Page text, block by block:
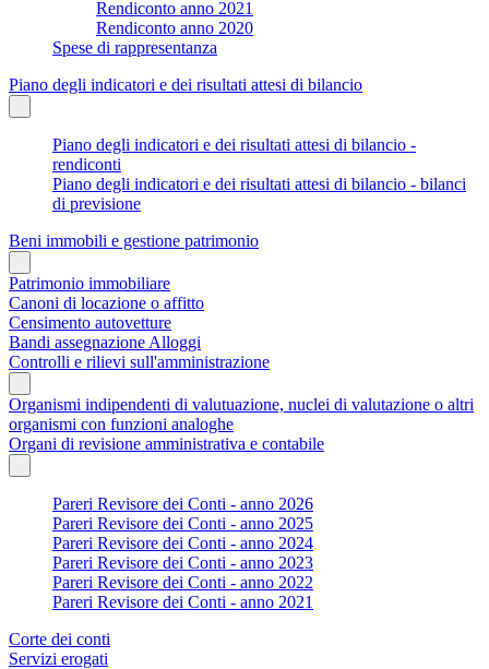
Rendiconto anno 2021
Rendiconto anno 2020
Spese di rappresentanza
Piano degli indicatori e dei risultati attesi di bilancio
Piano degli indicatori e dei risultati attesi di bilancio -
rendiconti
Piano degli indicatori e dei risultati attesi di bilancio - bilanci
di previsione
Beni immobili e gestione patrimonio
Patrimonio immobiliare
Canoni di locazione o affitto
Censimento autovetture
Bandi assegnazione Alloggi
Controlli e rilievi sull'amministrazione
Organismi indipendenti di valutuazione, nuclei di valutazione o altri
organismi con funzioni analoghe
Organi di revisione amministrativa e contabile
Pareri Revisore dei Conti - anno 2026
Pareri Revisore dei Conti - anno 2025
Pareri Revisore dei Conti - anno 2024
Pareri Revisore dei Conti - anno 2023
Pareri Revisore dei Conti - anno 2022
Pareri Revisore dei Conti - anno 2021
Corte dei conti
Servizi erogati